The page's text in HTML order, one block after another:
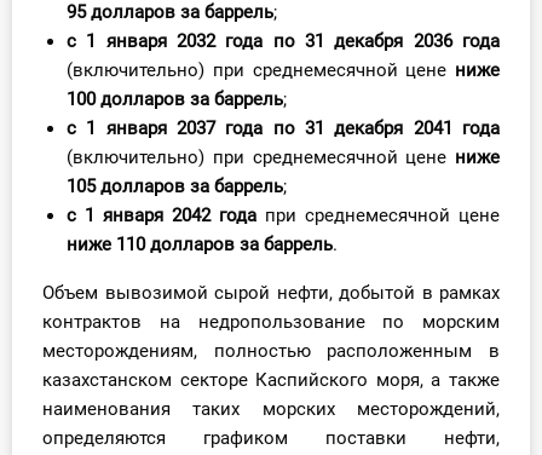
95 долларов за баррель;
с 1 января 2032 года по 31 декабря 2036 года
(включительно) при среднемесячной цене ниже
100 долларов за баррель;
с 1 января 2037 года по 31 декабря 2041 года
(включительно) при среднемесячной цене ниже
105 долларов за баррель;
с 1 января 2042 года при среднемесячной цене
ниже 110 долларов за баррель.
Объем вывозимой сырой нефти, добытой в рамках
контрактов на недропользование по морским
месторождениям, полностью расположенным в
казахстанском секторе Каспийского моря, а также
наименования таких морских месторождений,
определяются графиком поставки нефти,